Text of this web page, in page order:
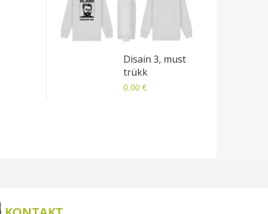
Disain 3, must
trükk
0,00 €